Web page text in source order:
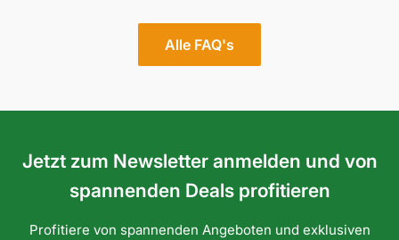
Alle FAQ's
Jetzt zum Newsletter anmelden und von
spannenden Deals profitieren
Profitiere von spannenden Angeboten und exklusiven